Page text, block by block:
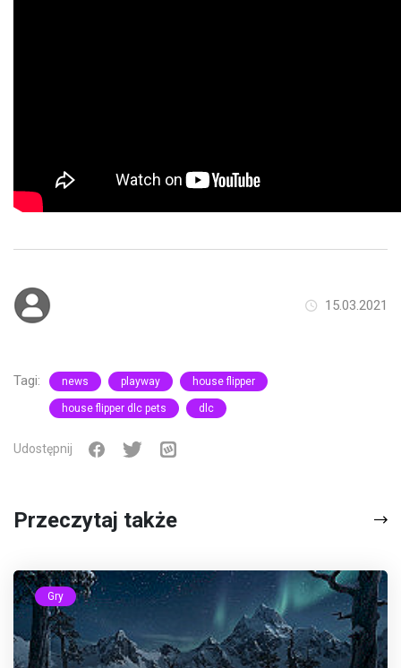
15.03.2021
Tagi: news playway house flipper
house flipper dlc pets dlc
Udostępnij
Przeczytaj także
Gry